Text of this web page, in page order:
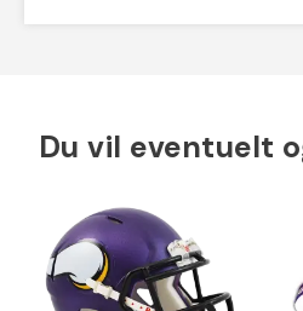
Du vil eventuelt